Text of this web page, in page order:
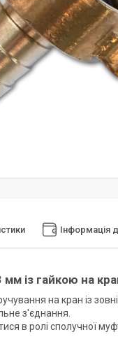
Інформація
із гайкою на
на кран із
з'єднання.
в ролі сполучної